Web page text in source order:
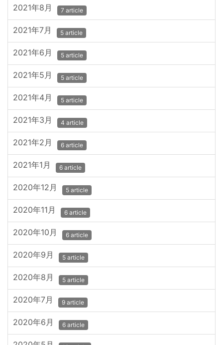
2021年8月 7 article
2021年7月 5 article
2021年6月 5 article
2021年5月 5 article
2021年4月 5 article
2021年3月 4 article
2021年2月 6 article
2021年1月 6 article
2020年12月 5 article
2020年11月 6 article
2020年10月 6 article
2020年9月 5 article
2020年8月 5 article
2020年7月 9 article
2020年6月 6 article